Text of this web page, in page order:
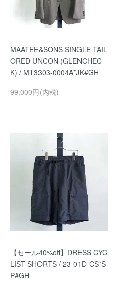
MAATEE&SONS SINGLE TAIL
ORED UNCON (GLENCHEC
K) / MT3303-0004A*JK#GH
99,000円(内税)
【セール40%off】DRESS CYC
LIST SHORTS / 23-01D-CS*S
P#GH